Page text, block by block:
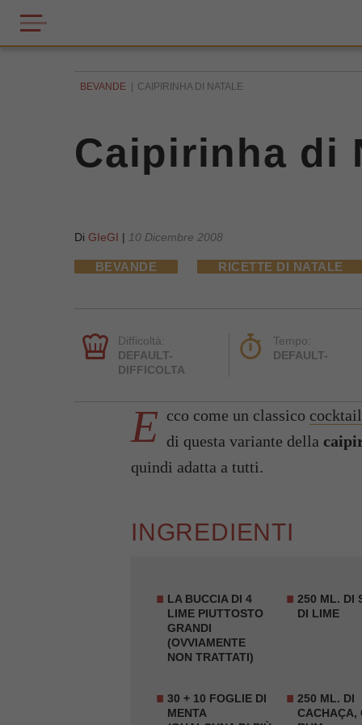
BEVANDE CAIPIRINHA DI NATALE
Caipirinha di
Di GIeGI | 10 Dicembre 2008
BEVANDE RICETTE DI NATALE
Difficoltà:
DEFAULT-
DIFFICOLTA
Tempo:
DEFAULT-
E cco come un classico cocktail
di questa variante della
quindi adatta a tutti.
INGREDIENTI
LA BUCCIA DI 4
LIME PIUTTOSTO
GRANDI
(OVVIAMENTE
NON TRATTATI)
250 ML. DI
DI LIME
30 + 10 FOGLIE DI
MENTA
250 ML. DI
CACHAÇA,